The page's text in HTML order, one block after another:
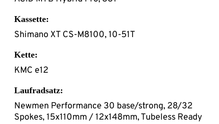
Kassette:
Shimano XT CS-M8100, 10-51T
Kette:
KMC e12
Laufradsatz:
Newmen Performance 30 base/strong, 28/32
Spokes, 15x110mm / 12x148mm, Tubeless Ready